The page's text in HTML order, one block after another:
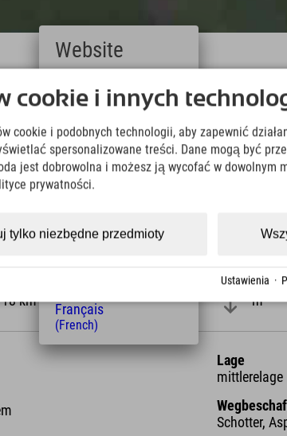
keine Haftung für die Richtigkeit,
Wir empfehlen die Mitnahme einer zusätzlichen
KML Download
18 km
Wysokość
m
Lage
mittlerelage
Schotter,
cookie i innych
cookie i podobnych technologii, aby zapewnić
spersonalizowane treści. Dane mogą być
jest dobrowolna i możesz ją wycofać w dowolnym
prywatności.
tylko niezbędne przedmioty
Ustawienia ·
Website
Deutsch
(German)
(English)
Italiano
(Italian)
Čeština
(Polish)
Magyar
Français
(French)